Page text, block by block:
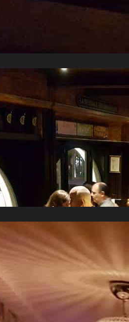
Février 2018
Janvier 2018